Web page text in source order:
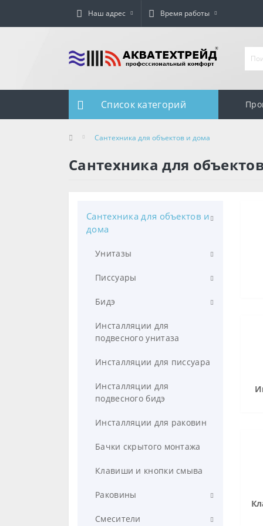
Наш адрес Время работы
Список категорий
Сантехника для объектов и дома
Сантехника для
Сантехника для объектов и
дома
Унитазы
Компактные
Подвесные
Напольные приставные
Сиденья для унитазов
Писсуары
Настенные
Напольные
Бидэ
Напольное
Инсталляции для
подвесного унитаза
Инсталляции для писсуара
Инсталляции для
подвесного бидэ
Инсталляции для раковин
Бачки скрытого монтажа
Клавиши и кнопки смыва
Раковины
Подвесные
Смесители